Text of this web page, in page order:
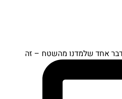
אחד שלמדנו מהשטח – זה